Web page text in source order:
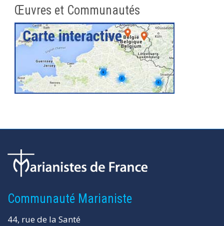
Œuvres et Communautés
Communauté Marianiste
44, rue de la Santé